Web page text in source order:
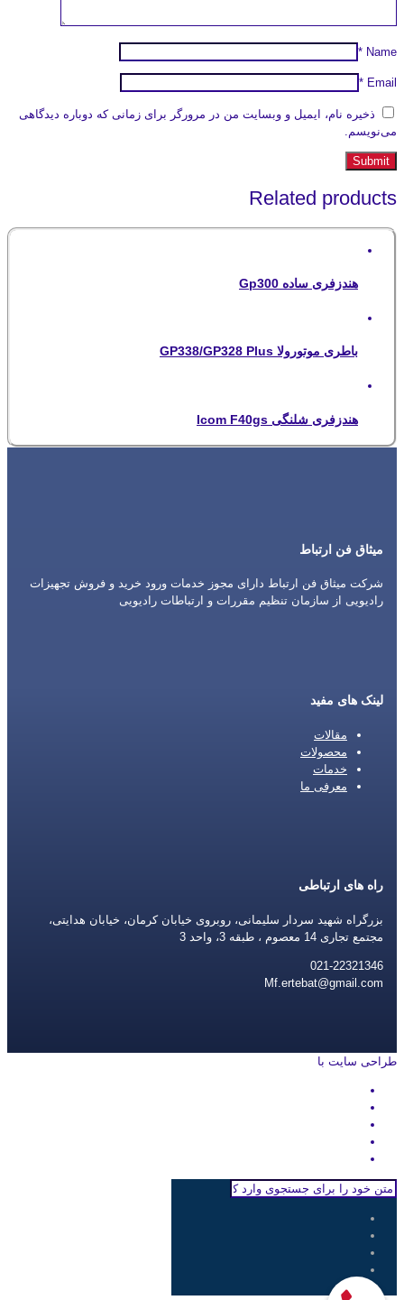
Name
*
Email
*
ذخیره نام، ایمیل و وبسایت من در مرورگر برای زمانی که دوباره دیدگاهی
می‌نویسم.
Related products
هندزفری ساده Gp300
باطری موتورولا GP338/GP328 Plus
هندزفری شلنگی Icom F40gs
میثاق فن ارتباط
شرکت میثاق فن ارتباط دارای مجوز خدمات ورود خرید و فروش تجهیزات
رادیویی از سازمان تنظیم مقررات و ارتباطات رادیویی
لینک های مفید
مقالات
محصولات
خدمات
معرفی ما
راه های ارتباطی
بزرگراه شهید سردار سلیمانی، روبروی خیابان کرمان، خیابان هدایتی،
مجتمع تجاری 14 معصوم ، طبقه 3، واحد 3
021-22321346
Mf.ertebat@gmail.com
طراحی سایت با